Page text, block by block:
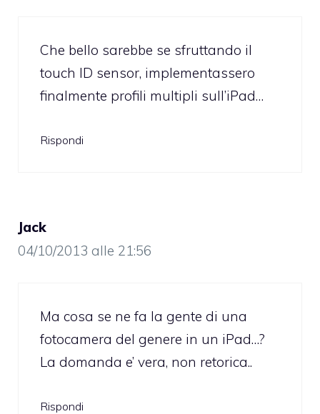
Che bello sarebbe se sfruttando il
touch ID sensor, implementassero
finalmente profili multipli sull’iPad…
Rispondi
Jack
04/10/2013 alle 21:56
Ma cosa se ne fa la gente di una
fotocamera del genere in un iPad…?
La domanda e’ vera, non retorica..
Rispondi